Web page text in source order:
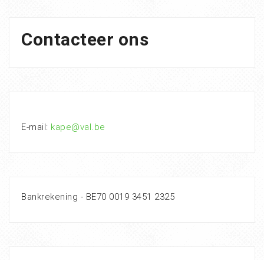
Contacteer ons
E-mail: kape@val.be
Bankrekening - BE70 0019 3451 2325